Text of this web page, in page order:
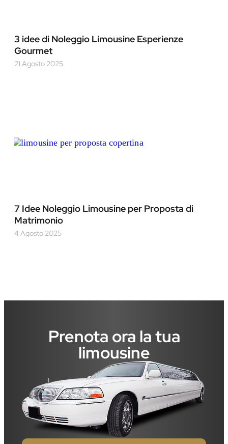
3 idee di Noleggio Limousine Esperienze
Gourmet
21 Agosto 2025
7 Idee Noleggio Limousine per Proposta di
Matrimonio
4 Agosto 2025
Prenota ora la tua
limousine